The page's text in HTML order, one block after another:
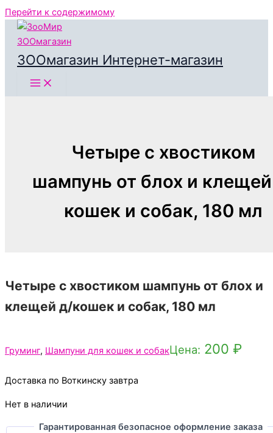
Перейти к содержимому
ЗООмагазин Интернет-магазин
Четыре с хвостиком
шампунь от блох и
кошек и собак, 180 мл
Четыре с хвостиком шампунь от блох и
клещей д/кошек и собак, 180 мл
Груминг, Шампуни для кошек и собакЦена: 200 ₽
Доставка по Воткинску завтра
Нет в наличии
Гарантированная безопасное оформление заказа